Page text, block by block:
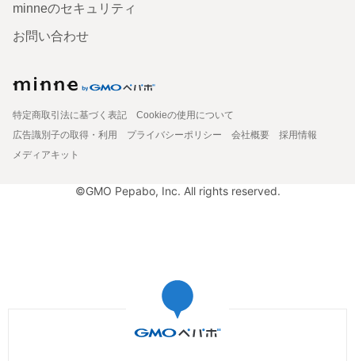
minneのセキュリティ
お問い合わせ
特定商取引法に基づく表記
Cookieの使用について
広告識別子の取得・利用
プライバシーポリシー 会社概要
採用情報
メディアキット
©GMO Pepabo, Inc. All rights reserved.